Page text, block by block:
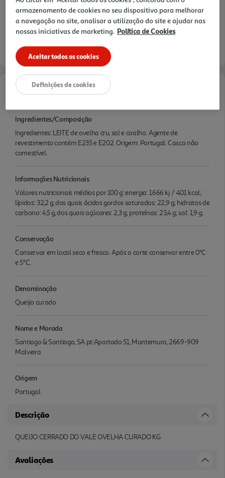
Características
Ingredientes/Composição
Ingredientes: LEITE de ovelha cru, sal e coalho. Agente de
revestimento contém E235 e E202. Origem: Portugal. Casca não
comestível.
Informações Nutricionais
Valores nutricionais médios por 100 g: energia: 1666 kj / 401 kcal;
lípidos: 32,2 g, dos quais ácidos gordos saturados: 22,9 g; hidratos de
carbono: 4,5 g, dos quais açúcares: 2,3 g; proteínas: 23,4 g; sal: 1,9 g;
Conservação
Conservar em local seco e fresco. Após o corte conservar entre 0°C
e 5°C.
Denominação
Queijo curado
Nome e Morada
Santiago & Santiago, SA pt:Apartado 51, Montemuro, 2669-909
Malveira
Origem
Portugal
Descrição
QUEIJO CERRADO DO VALE OVELHA CURADO KG
Avaliações
armazenamento de cookies no seu dispositivo para melhorar
a navegação no site, analisar a utilização do site e ajudar nas
nossas iniciativas de marketing. Política de Cookies
Aceitar todos os cookies
Definições de cookies